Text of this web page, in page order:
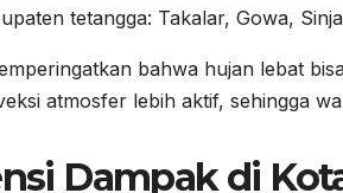
tetangga: Takalar, Gowa,
bahwa hujan lebat
atmosfer lebih aktif, sehingga
Dampak di